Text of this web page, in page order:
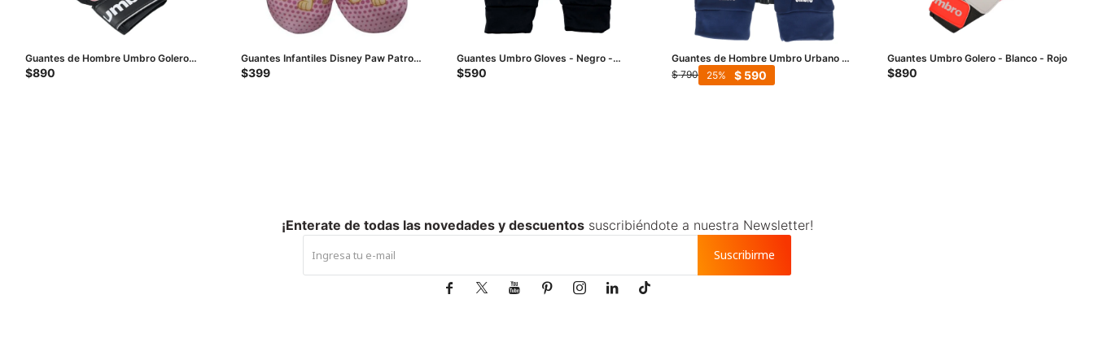
Guantes de Hombre Umbro Golero
Adulto - Rojo - Negro - Blanco
$890
Guantes Infantiles Disney Paw Patrol -
Rosa
$399
Guantes Umbro Gloves - Negro -
Blanco
$590
Guantes de Hombre Umbro Urbano -
Azul Marino - Blanco
$ 790 $ 590
25
Guantes Umbro Golero - Blanco - Rojo
$890
¡Enterate de todas las novedades y descuentossuscribiéndote a nuestra Newsletter!
Suscribirme
      